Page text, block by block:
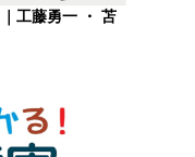
工藤勇一 ・ 苫